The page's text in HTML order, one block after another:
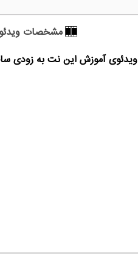
مشخصات
ویدئوی آموزش این نت به زودی